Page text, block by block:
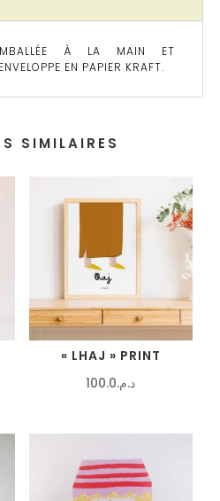
À LA MAIN ET
EN PAPIER KRAFT.
SIMILAIRES
« LHAJ » PRINT
د.م.100.0